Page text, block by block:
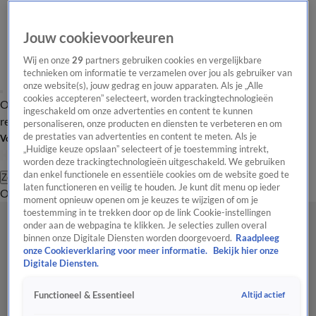
Overzicht Laatste nieuws Regionieuws Het beste van Hart
Tip de
redactie
Volg Hart van Nederland
Zoeken
OverzichtRegioUitzendingenWeerTip de redactiePanelVideo's
Jouw cookievoorkeuren
Wij en onze29 partners gebruiken cookies en vergelijkbare
technieken om informatie te verzamelen over jou als gebruiker van
onze website(s), jouw gedrag en jouw apparaten. Als je „Alle
cookies accepteren” selecteert, worden trackingtechnologieën
ingeschakeld om onze advertenties en content te kunnen
personaliseren, onze producten en diensten te verbeteren en om
de prestaties van advertenties en content te meten. Als je
„Huidige keuze opslaan” selecteert of je toestemming intrekt,
worden deze trackingtechnologieën uitgeschakeld. We gebruiken
dan enkel functionele en essentiële cookies om de website goed te
laten functioneren en veilig te houden. Je kunt dit menu op ieder
moment opnieuw openen om je keuzes te wijzigen of om je
toestemming in te trekken door op de link Cookie-instellingen
onder aan de webpagina te klikken. Je selecties zullen overal
binnen onze Digitale Diensten worden doorgevoerd. Raadpleeg
onze Cookieverklaring voor meer informatie.
Bekijk hier onze
Digitale Diensten.
Functioneel & Essentieel Altijd actief